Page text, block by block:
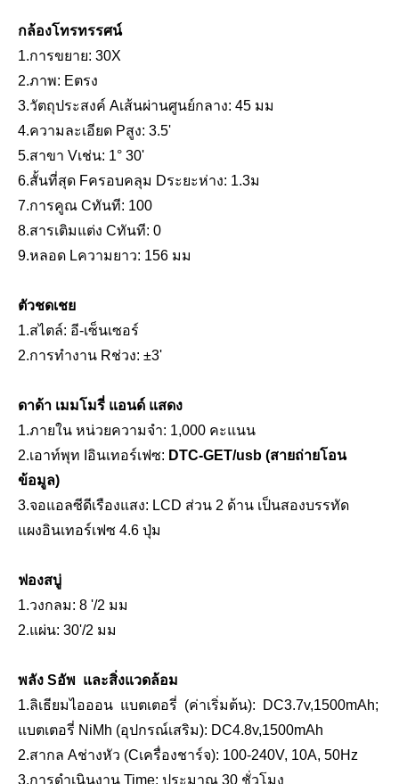
กล้องโทรทรรศน์
1.การขยาย: 30X
2.ภาพ: Eตรง
3.วัตถุประสงค์ Aเส้นผ่านศูนย์กลาง: 45 มม
4.ความละเอียด Pสูง: 3.5'
5.สาขา Vเช่น: 1° 30'
6.สั้นที่สุด Fครอบคลุม Dระยะห่าง: 1.3ม
7.การคูณ Cทันที: 100
8.สารเติมแต่ง Cทันที: 0
9.หลอด Lความยาว: 156 มม
ตัวชดเชย
1.สไตล์: อี-เซ็นเซอร์
2.การทำงาน Rช่วง: ±3'
ดาด้า เมมโมรี่ แอนด์ แสดง
1.ภายใน หน่วยความจำ: 1,000 คะแนน
2.เอาท์พุท อินเทอร์เฟซ: DTC-GET/usb (สายถ่ายโอน
ข้อมูล)
3.จอแอลซีดีเรืองแสง: LCD ส่วน 2 ด้าน เป็นสองบรรทัด
แผงอินเทอร์เฟซ 4.6 ปุ่ม
ฟองสบู่
1.วงกลม: 8 '/2 มม
2.แผ่น: 30'/2 มม
พลัง Sอัพ และสิ่งแวดล้อม
1.ลิเธียมไอออน แบตเตอรี่ (ค่าเริ่มต้น):
DC3.7v,1500mAh;
แบตเตอรี่ NiMh (อุปกรณ์เสริม): DC4.8v,1500mAh
2.สากล Aช่างหัว (Cเครื่องชาร์จ): 100-240V, 10A, 50Hz
3.การดำเนินงาน Time: ประมาณ 30 ชั่วโมง